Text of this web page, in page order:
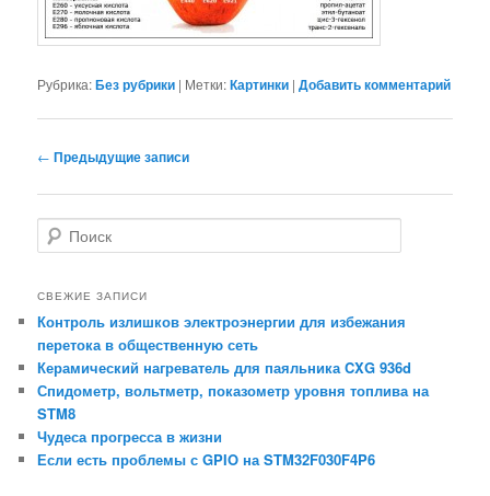
Рубрика:Без рубрики | Метки:Картинки |Добавить комментарий
Навигация
записям
← Предыдущие записи
о
с
СВЕЖИЕ ЗАПИСИ
Контроль излишков электроэнергии для избежания
перетока в общественную сеть
Керамический нагреватель для паяльника CXG 936d
Спидометр, вольтметр, показометр уровня топлива на
STM8
Чудеса прогресса в жизни
Если есть проблемы с GPIO на STM32F030F4P6